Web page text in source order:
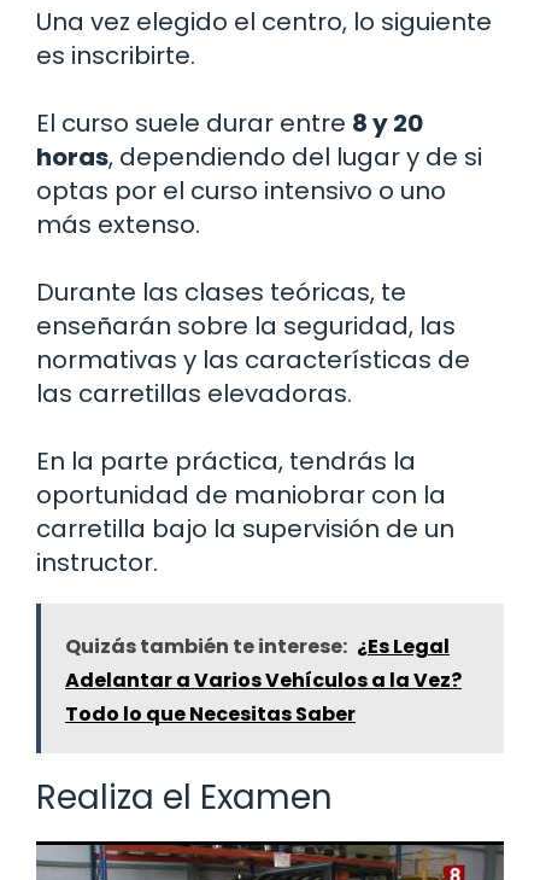
Una vez elegido el centro, lo siguiente
es inscribirte.
El curso suele durar entre 8 y 20
horas, dependiendo del lugar y de si
optas por el curso intensivo o uno
más extenso.
Durante las clases teóricas, te
enseñarán sobre la seguridad, las
normativas y las características de
las carretillas elevadoras.
En la parte práctica, tendrás la
oportunidad de maniobrar con la
carretilla bajo la supervisión de un
instructor.
Quizás también te interese: ¿Es Legal
Adelantar a Varios Vehículos a la Vez?
Todo lo que Necesitas Saber
Realiza el Examen